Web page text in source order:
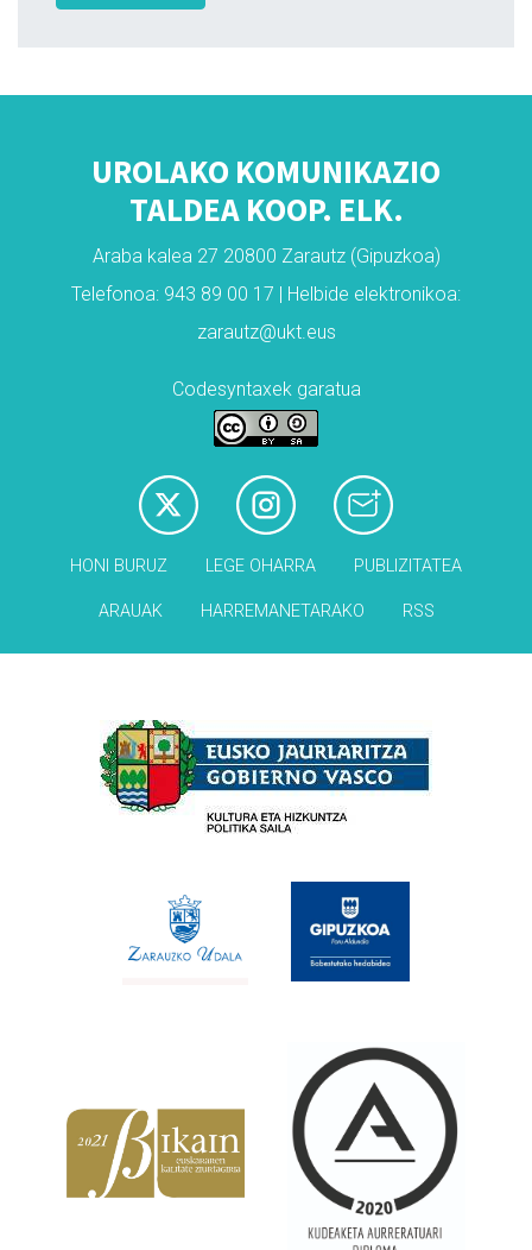
UROLAKO KOMUNIKAZIO
TALDEA KOOP. ELK.
Araba kalea 27 20800 Zarautz (Gipuzkoa)
Telefonoa: 943 89 00 17 | Helbide elektronikoa:
zarautz@ukt.eus
Codesyntaxek garatua
HONI BURUZ LEGE OHARRA PUBLIZITATEA
ARAUAK HARREMANETARAKO RSS